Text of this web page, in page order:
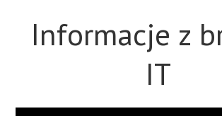
Informacje z
IT